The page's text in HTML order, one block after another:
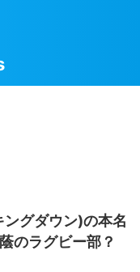
ングダウン)の本名
のラグビー部？